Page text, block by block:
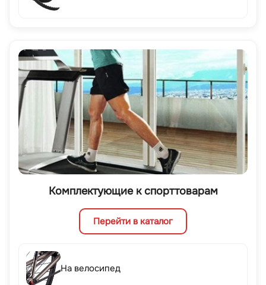
Комплектующие к спорттоварам
Перейти в каталог
На велосипед